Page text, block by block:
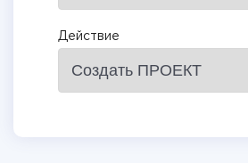
Действие